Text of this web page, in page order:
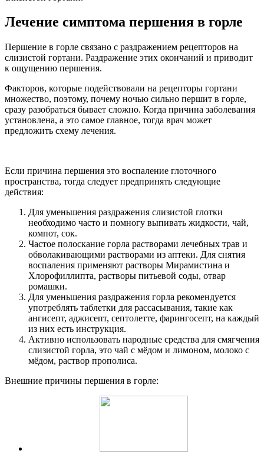
Лечение симптома першения в горле
Першение в горле связано с раздражением рецепторов на
слизистой гортани. Раздражение этих окончаний и приводит
к ощущению першения.
Факторов, которые подействовали на рецепторы гортани
множество, поэтому, почему ночью сильно першит в горле,
сразу разобраться бывает сложно. Когда причина заболевания
установлена, а это самое главное, тогда врач может
предложить схему лечения.
Если причина першения это воспаление глоточного
пространства, тогда следует предпринять следующие
действия:
Для уменьшения раздражения слизистой глотки
необходимо часто и помногу выпивать жидкости, чай,
компот, сок.
Частое полоскание горла растворами лечебных трав и
обволакивающими растворами из аптеки. Для снятия
воспаления применяют растворы Мирамистина и
Хлорофиллипта, растворы питьевой соды, отвар
ромашки.
Для уменьшения раздражения горла рекомендуется
употреблять таблетки для рассасывания, такие как
ангисепт, аджисепт, септолетте, фарингосепт, на каждый
из них есть инструкция.
Активно использовать народные средства для смягчения
слизистой горла, это чай с мёдом и лимоном, молоко с
мёдом, раствор прополиса.
Внешние причины першения в горле: